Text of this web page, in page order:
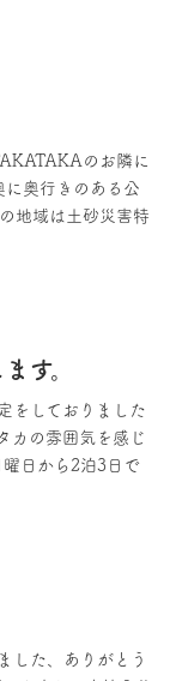
のお隣に
に奥行きのある公
地域は土砂災害特
す。
をしておりました
カの雰囲気を感じ
日から2泊3日で
した、ありがとう